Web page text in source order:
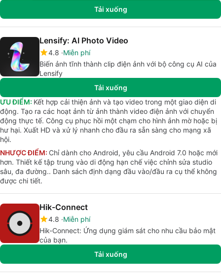
Tải xuống
Lensify: AI Photo Video
4.8 Miễn phí
Biến ảnh tĩnh thành clip điện ảnh với bộ công cụ AI của
Lensify
Tải xuống
ƯU ĐIỂM: Kết hợp cải thiện ảnh và tạo video trong một giao diện di
động. Tạo ra các hoạt ảnh từ ảnh thành video điện ảnh với chuyển
động thực tế. Công cụ phục hồi một chạm cho hình ảnh mờ hoặc bị
hư hại. Xuất HD và xử lý nhanh cho đầu ra sẵn sàng cho mạng xã
hội.
NHƯỢC ĐIỂM: Chỉ dành cho Android, yêu cầu Android 7.0 hoặc mới
hơn. Thiết kế tập trung vào di động hạn chế việc chỉnh sửa studio
sâu, đa đường.. Danh sách định dạng đầu vào/đầu ra cụ thể không
được chi tiết.
Hik-Connect
4.8 Miễn phí
Hik-Connect: Ứng dụng giám sát cho nhu cầu bảo mật
của bạn.
Tải xuống